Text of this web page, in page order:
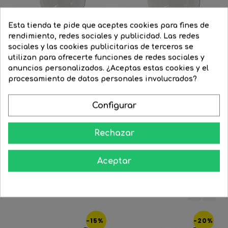
Bombilla esférica softone...
regular
2,00 € 1,30 €

Bombilla Mini Softone E27...
regular
2,00 € 0,98 €
-15% -20%
Esta tienda te pide que aceptes cookies para fines de
rendimiento, redes sociales y publicidad. Las redes
sociales y las cookies publicitarias de terceros se
utilizan para ofrecerte funciones de redes sociales y
anuncios personalizados. ¿Aceptas estas cookies y el
procesamiento de datos personales involucrados?
Configurar
Rechazar
Aceptar